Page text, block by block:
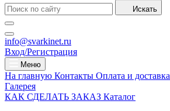
Искать
info@svarkinet.ru
Вход/Регистрация
Меню
На главную Контакты Оплата и доставка
Галерея
КАК СДЕЛАТЬ ЗАКАЗ Каталог